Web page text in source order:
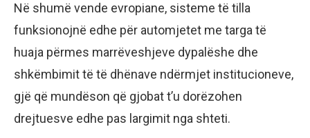
Në shumë vende evropiane, sisteme të tilla
funksionojnë edhe për automjetet me targa të
huaja përmes marrëveshjeve dypalëshe dhe
shkëmbimit të të dhënave ndërmjet institucioneve,
gjë që mundëson që gjobat t’u dorëzohen
drejtuesve edhe pas largimit nga shteti.